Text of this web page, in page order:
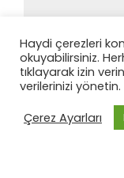
Haydi çerezleri
okuyabilirsiniz.
tıklayarak izin
verilerinizi yönetin.
Çerez Ayarları